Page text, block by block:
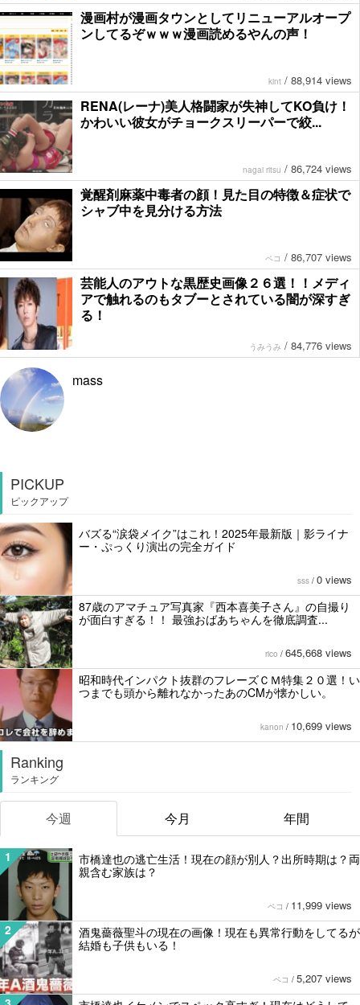
漫画村が漫画タウンとしてリニューアルオープ
ンしてるぞｗｗｗ漫画読めるやんの声！
kint / 88,914 views
RENA(レーナ)美人格闘家が失神してKO負け！
かわいい彼女がチョークスリーパーで絞...
nagai ritsu / 86,724 views
覚醒剤麻薬中毒者の顔！見た目の特徴＆症状で
シャブ中を見分ける方法
ペコ / 86,707 views
芸能人のアウトな黒歴史画像２６選！！メディ
アで触れるのもタブーとされている闇が深すぎ
る！
うみうみ / 84,776 views
mass
PICKUP
ピックアップ
バズる“涙袋メイク”はこれ！2025年最新版｜影ライナ
ー・ぷっくり演出の完全ガイド
sss / 0 views
87歳のアマチュア写真家『西本喜美子さん』の自撮り
が面白すぎる！！ 最強おばあちゃんを徹底調査...
rico / 645,668 views
昭和時代インパクト抜群のフレーズＣＭ特集２０選！い
つまでも頭から離れなかったあのCMが懐かしい。
kanon / 10,699 views
Ranking
ランキング
今週 今月 年間
1
市橋達也の逃亡生活！現在の顔が別人？出所時期は？両
親含む家族は？
ペコ / 11,999 views
2
酒鬼薔薇聖斗の現在の画像！現在も異常行動をしてるが
結婚も子供もいる！
ペコ / 5,207 views